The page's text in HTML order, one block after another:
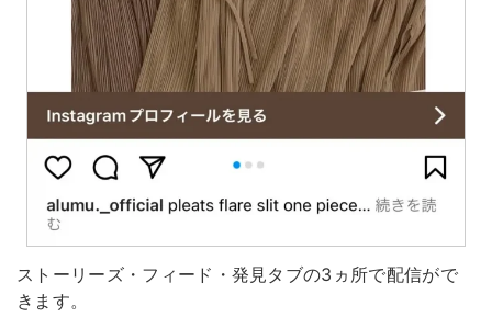
ストーリーズ・フィード・発見タブの3ヵ所で配信がで
きます。